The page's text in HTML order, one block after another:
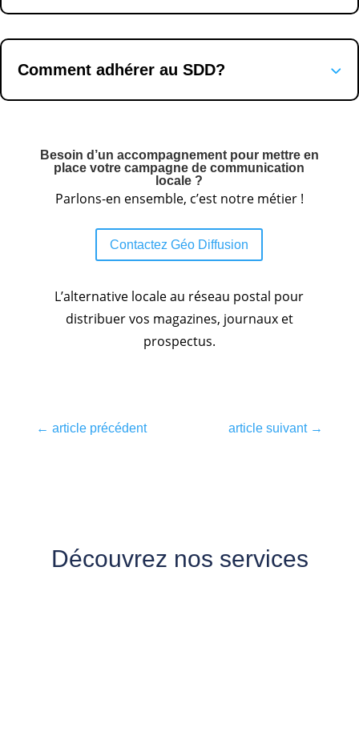
Comment adhérer au SDD?
Besoin d’un accompagnement pour mettre en
place votre campagne de communication
locale ?
Parlons-en ensemble, c’est notre métier !
Contactez Géo Diffusion
L’alternative locale au réseau postal pour
distribuer vos magazines, journaux et
prospectus.
← article précédent article suivant→
Découvrez nos services